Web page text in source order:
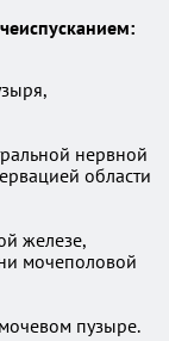
нервной
области
железе,
мочеполовой
пузыре.